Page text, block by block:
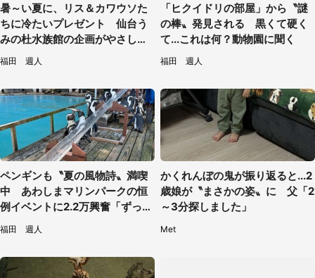
暑～い夏に、リス＆カワウソた
ちに冷たいプレゼント 仙台う
みの杜水族館の企画がやさしい
【7／31～8／23】
福田 週人
「ヒクイドリの部屋」から〝謎
の棒〟発見される 黒くて硬く
て...これは何？動物園に聞く
福田 週人
ペンギンも〝夏の風物詩〟満喫
中 あわしまマリンパークの恒
例イベントに2.2万興奮「ずっと
見てたい」
福田 週人
かくれんぼの鬼が振り返ると...2
歳娘が〝まさかの姿〟に 父「2
～3分探しました」
Met